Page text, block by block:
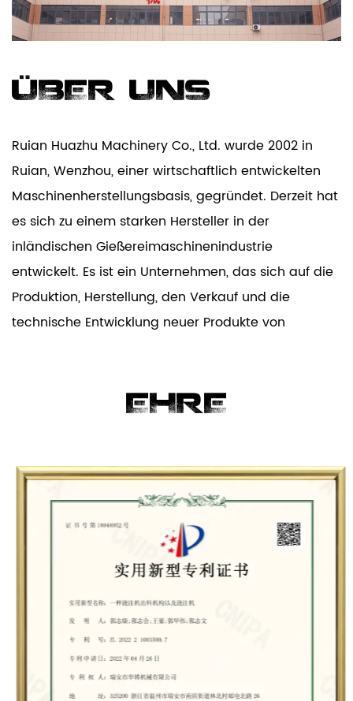
ÜBER UNS
Ruian Huazhu Machinery Co., Ltd. wurde 2002 in
Ruian, Wenzhou, einer wirtschaftlich entwickelten
Maschinenherstellungsbasis, gegründet. Derzeit hat
es sich zu einem starken Hersteller in der
inländischen Gießereimaschinenindustrie
entwickelt. Es ist ein Unternehmen, das sich auf die
Produktion, Herstellung, den Verkauf und die
technische Entwicklung neuer Produkte von
Kernaufnahmen, Gussmaschinen und Formen
EHRE